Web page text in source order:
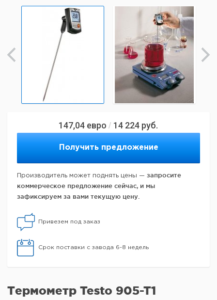
147,04 евро / 14 224 руб.
Получить предложение
Производитель может поднять цены — запросите
коммерческое предложение сейчас, и мы
зафиксируем за вами текущую цену.
Привезем под заказ
Срок поставки с завода 6-8 недель
Термометр Testo 905-T1